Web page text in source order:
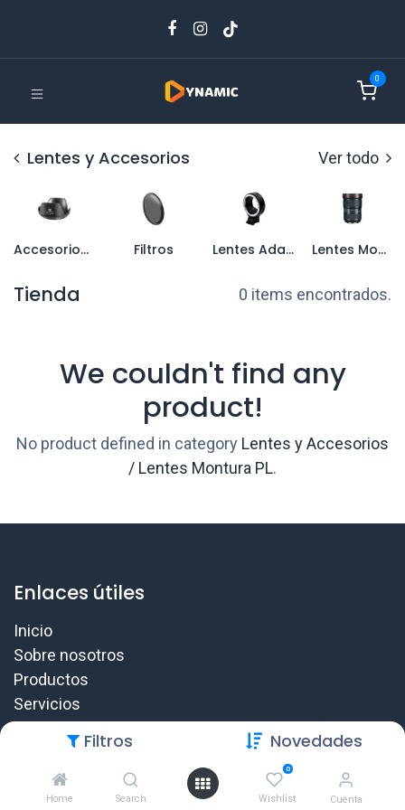
Filtros Novedades
Home Search
0
Wishlist Cuenta
0
Lentes y Accesorios Ver todo
Accesorios2 Filtros Lentes Adaptadores Lentes Montura Canon EF
Tienda 0 items encontrados.
We couldn't find any
product!
No product defined in category Lentes y Accesorios
/ Lentes Montura PL.
Enlaces útiles
Inicio
Sobre nosotros
Productos
Servicios
Contáctenos